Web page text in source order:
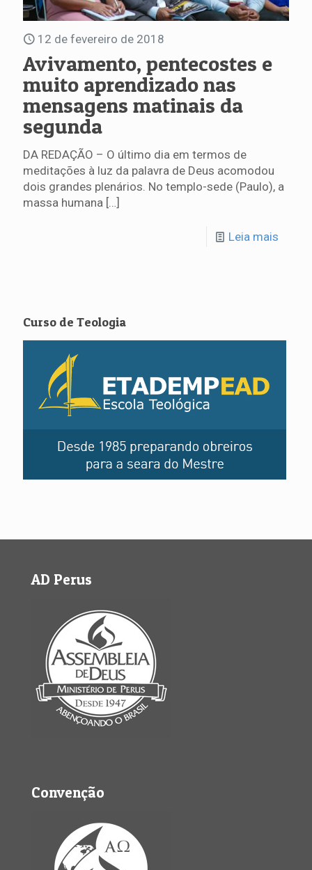
12 de fevereiro de 2018
Avivamento, pentecostes e
muito aprendizado nas
mensagens matinais da
segunda
DA REDAÇÃO – O último dia em termos de
meditações à luz da palavra de Deus acomodou
dois grandes plenários. No templo-sede (Paulo), a
massa humana […]
Leia mais
Curso de Teologia
AD Perus
Convenção